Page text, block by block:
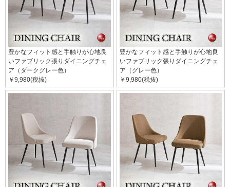
豊かなフィット感と手触りが心地良
いファブリック張りダイニングチェ
ア（ダークグレー色）
￥9,980(税抜)
豊かなフィット感と手触りが心地良
いファブリック張りダイニングチェ
ア（グレー色）
￥9,980(税抜)